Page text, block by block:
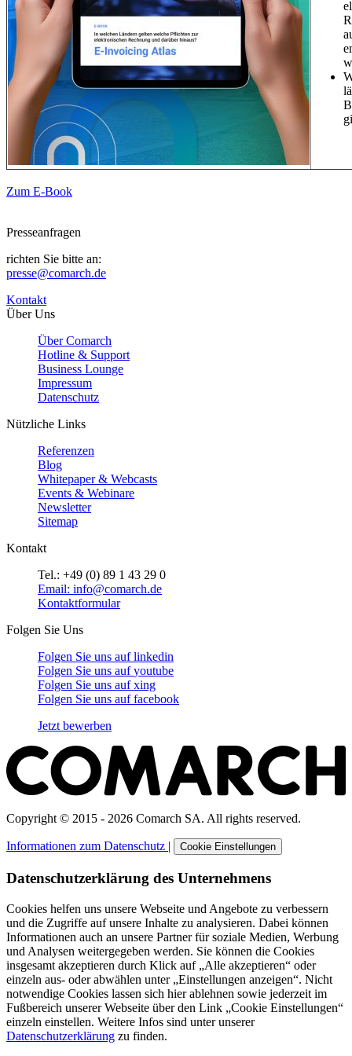
Zum E-Book
Presseanfragen
richten Sie bitte an:
presse@comarch.de
Kontakt
Über Uns
Über Comarch
Hotline & Support
Business Lounge
Impressum
Datenschutz
Nützliche Links
Referenzen
Blog
Whitepaper & Webcasts
Events & Webinare
Newsletter
Sitemap
Kontakt
Tel.: +49 (0) 89 1 43 29 0
Email: info@comarch.de
Kontaktformular
Folgen Sie Uns
Folgen Sie uns auflinkedin
Folgen Sie uns aufyoutube
Folgen Sie uns aufxing
Folgen Sie uns auffacebook
Jetzt bewerben
Copyright © 2015 - 2026 Comarch SA. All rights reserved.
Informationen zum Datenschutz | Cookie Einstellungen
Datenschutzerklärung des Unternehmens
Cookies helfen uns unsere Webseite und Angebote zu verbessern
und die Zugriffe auf unsere Inhalte zu analysieren. Dabei können
Informationen auch an unsere Partner für soziale Medien, Werbung
und Analysen weitergegeben werden. Sie können die Cookies
insgesamt akzeptieren durch Klick auf „Alle akzeptieren“ oder
einzeln aus- oder abwählen unter „Einstellungen anzeigen“. Nicht
notwendige Cookies lassen sich hier ablehnen sowie jederzeit im
Fußbereich unserer Webseite über den Link „Cookie Einstellungen“
einzeln einstellen. Weitere Infos sind unter unserer
Datenschutzerklärung zu finden.